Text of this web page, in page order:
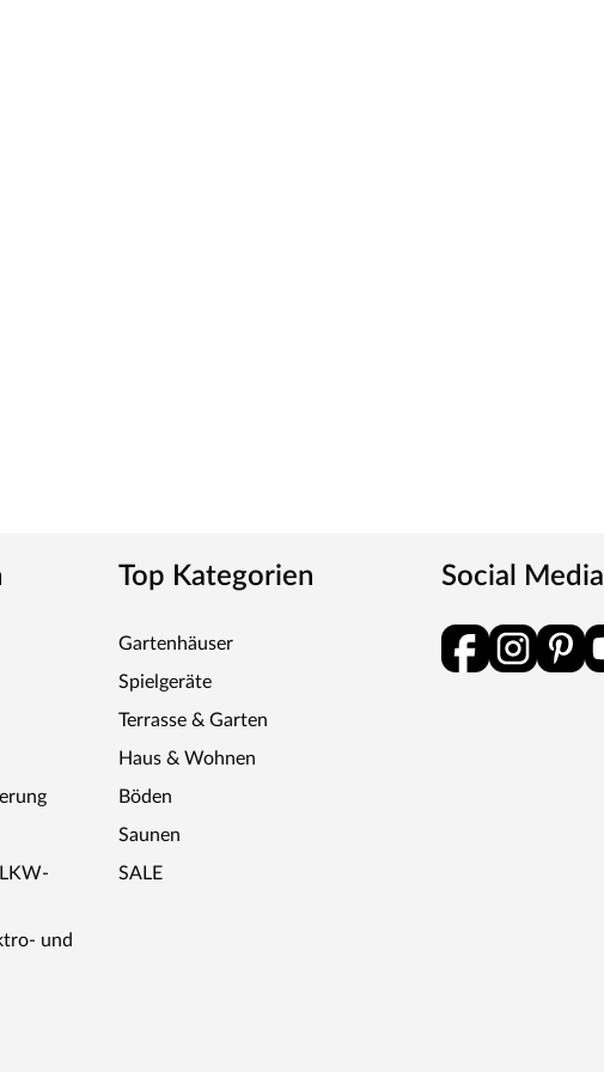
oder stilvolle Wandpaneele – die
und belastbaren Produkte. Der Hersteller
überzeugende Strapazierfähigkeit,
und
Top Kategorien
Gartenhäuser
Spielgeräte
Terrasse & Garten
Haus & Wohnen
Böden
Saunen
SALE
Social Media